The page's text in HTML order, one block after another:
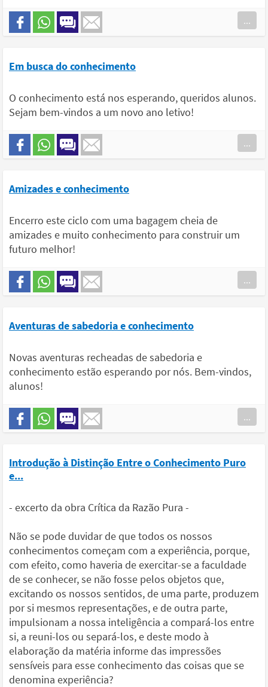
...
Em busca do conhecimento
O conhecimento está nos esperando, queridos alunos.
Sejam bem-vindos a um novo ano letivo!
...
Amizades e conhecimento
Encerro este ciclo com uma bagagem cheia de
amizades e muito conhecimento para construir um
futuro melhor!
...
Aventuras de sabedoria e conhecimento
Novas aventuras recheadas de sabedoria e
conhecimento estão esperando por nós. Bem-vindos,
alunos!
...
Introdução à Distinção Entre o Conhecimento Puro
e...
- excerto da obra Crítica da Razão Pura -
Não se pode duvidar de que todos os nossos
conhecimentos começam com a experiência, porque,
com efeito, como haveria de exercitar-se a faculdade
de se conhecer, se não fosse pelos objetos que,
excitando os nossos sentidos, de uma parte, produzem
por si mesmos representações, e de outra parte,
impulsionam a nossa inteligência a compará-los entre
si, a reuni-los ou separá-los, e deste modo à
elaboração da matéria informe das impressões
sensíveis para esse conhecimento das coisas que se
denomina experiência?